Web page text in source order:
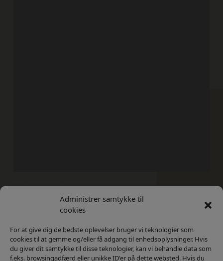
Administrer samtykke til
cookies
For at give dig de bedste oplevelser bruger vi teknologier som
cookies til at gemme og/eller få adgang til enhedsoplysninger. Hvis
du giver dit samtykke til disse teknologier, kan vi behandle data som
f.eks. browsingadfærd eller unikke ID'er på dette websted. Hvis du
Kontakt